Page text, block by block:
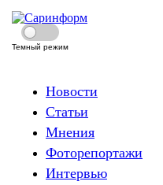
Темный режим
Новости
Статьи
Мнения
Фоторепортажи
Интервью